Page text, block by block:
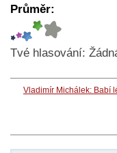
Průměr:
Tvé hlasování:
Vladimír Michálek: Babí